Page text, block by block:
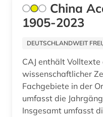
China
1905-2023
DEUTSCHLANDWEIT
CAJ enthält Volltexte
wissenschaftlicher
Fachgebiete in der
umfasst die
Insgesamt umfasst die